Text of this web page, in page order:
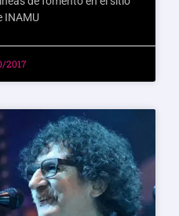
INAMU
2017